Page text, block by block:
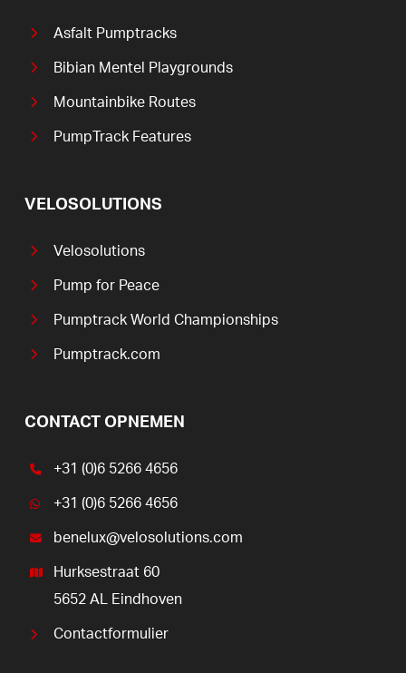
Asfalt Pumptracks
Bibian Mentel Playgrounds
Mountainbike Routes
PumpTrack Features
VELOSOLUTIONS
Velosolutions
Pump for Peace
Pumptrack World Championships
Pumptrack.com
CONTACT OPNEMEN
+31 (0)6 5266 4656
+31 (0)6 5266 4656
benelux@velosolutions.com
Hurksestraat 60
5652 AL Eindhoven
Contactformulier